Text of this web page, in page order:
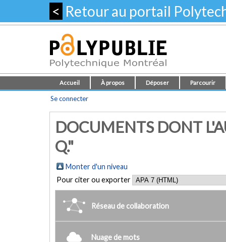
< Retour au portail
Accueil À propos Déposer Parcourir
Se connecter
DOCUMENTS DONT
Q."
Monter d'un niveau
Pour citer ou exporter
Réseau de collaboration
Nuage de mots